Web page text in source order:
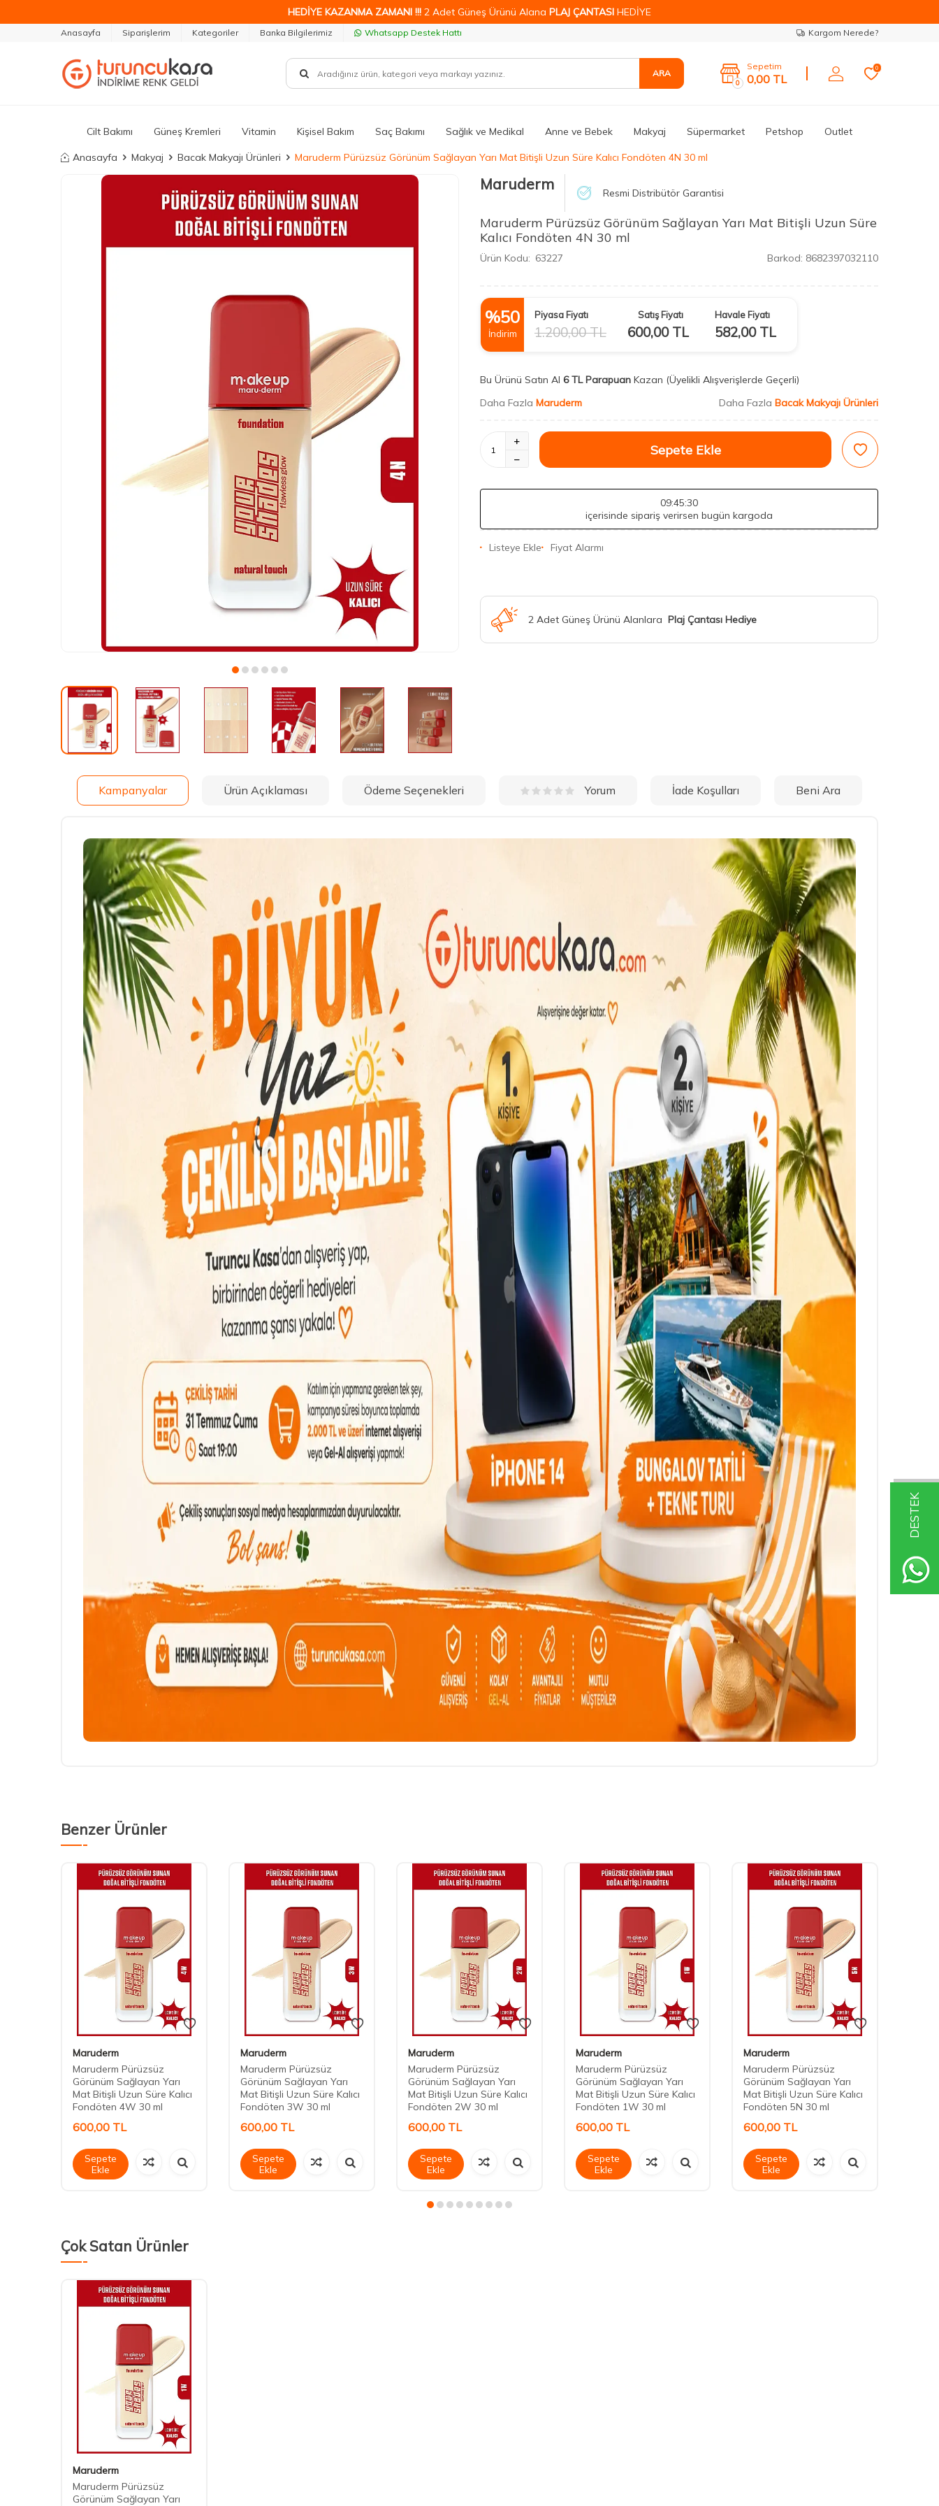
DESTEK
HEDİYE KAZANMA ZAMANI !!! 2 Adet Güneş Ürünü Alana PLAJ ÇANTASI HEDİYE
Anasayfa Siparişlerim Kategoriler Banka Bilgilerimiz Whatsapp Destek Hattı Kargom Nerede?
ARA
0
Sepetim
0,00 TL
0
Cilt Bakımı Güneş Kremleri Vitamin Kişisel Bakım Saç Bakımı Sağlık ve Medikal Anne ve Bebek Makyaj Süpermarket Petshop Outlet
Anasayfa Makyaj Bacak Makyajı Ürünleri Maruderm Pürüzsüz Görünüm Sağlayan Yarı Mat Bitişli Uzun Süre Kalıcı Fondöten 4N 30 ml
Maruderm Resmi Distribütör Garantisi
Maruderm Pürüzsüz Görünüm Sağlayan Yarı Mat Bitişli Uzun Süre
Kalıcı Fondöten 4N 30 ml
Ürün Kodu: 63227 Barkod: 8682397032110
%50
İndirim
Piyasa Fiyatı
1.200,00TL
Satış Fiyatı
600,00TL
Havale Fiyatı
582,00TL
Bu Ürünü Satın Al 6 TL Parapuan Kazan (Üyelikli Alışverişlerde Geçerli)
Daha Fazla Maruderm Daha Fazla Bacak Makyajı Ürünleri
Sepete Ekle
09:45:29
içerisinde sipariş verirsen bugün kargoda
Listeye Ekle Fiyat Alarmı
2 Adet Güneş Ürünü Alanlara Plaj Çantası Hediye
Kampanyalar Ürün Açıklaması Ödeme Seçenekleri Yorum İade Koşulları Beni Ara
Benzer Ürünler
Maruderm
Maruderm Pürüzsüz
Görünüm Sağlayan Yarı
Mat Bitişli Uzun Süre Kalıcı
Fondöten 4W 30 ml
600,00 TL
Sepete
Ekle
Maruderm
Maruderm Pürüzsüz
Görünüm Sağlayan Yarı
Mat Bitişli Uzun Süre Kalıcı
Fondöten 3W 30 ml
600,00 TL
Sepete
Ekle
Maruderm
Maruderm Pürüzsüz
Görünüm Sağlayan Yarı
Mat Bitişli Uzun Süre Kalıcı
Fondöten 2W 30 ml
600,00 TL
Sepete
Ekle
Maruderm
Maruderm Pürüzsüz
Görünüm Sağlayan Yarı
Mat Bitişli Uzun Süre Kalıcı
Fondöten 1W 30 ml
600,00 TL
Sepete
Ekle
Maruderm
Maruderm Pürüzsüz
Görünüm Sağlayan Yarı
Mat Bitişli Uzun Süre Kalıcı
Fondöten 5N 30 ml
600,00 TL
Sepete
Ekle
Çok Satan Ürünler
Maruderm
Maruderm Pürüzsüz
Görünüm Sağlayan Yarı